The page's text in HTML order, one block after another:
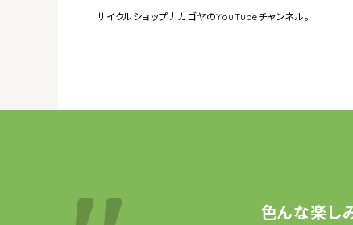
サイクルショップナカゴヤのYouTubeチャンネル。
色んな楽し